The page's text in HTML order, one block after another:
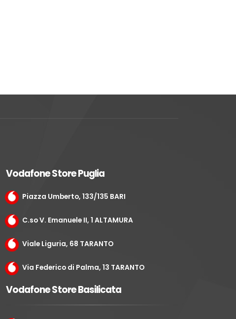
Vodafone Store Puglia
Piazza Umberto, 133/135 BARI
C.so V. Emanuele II, 1 ALTAMURA
Viale Liguria, 68 TARANTO
Via Federico di Palma, 13 TARANTO
Vodafone Store Basilicata